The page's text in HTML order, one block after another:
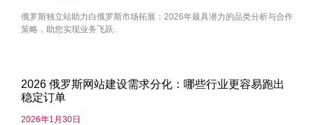
俄罗斯独立站助力白俄罗斯市场拓展：2026年最具潜力的品类分析与合作
策略，助您实现业务飞跃.
2026 俄罗斯网站建设需求分化：哪些行业更容易跑出
稳定订单
2026年1月30日